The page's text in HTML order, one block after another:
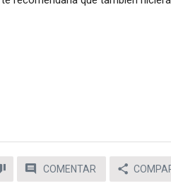
COMENTAR